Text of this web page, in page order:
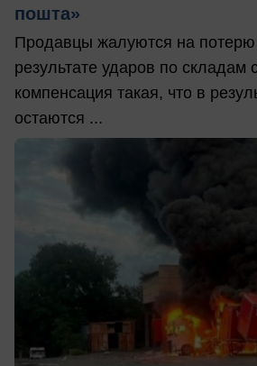
пошта»
Продавцы жалуются на потерю
результате ударов по складам
компенсация такая, что в
остаются ...